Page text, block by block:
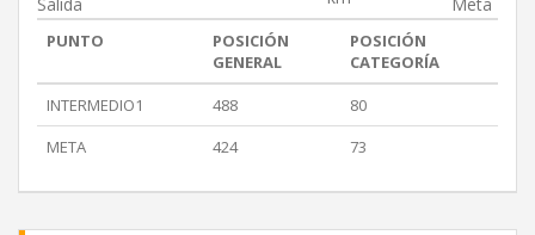
Salida Meta
PUNTO
POSICIÓN
GENERAL
POSICIÓN
CATEGORÍA
INTERMEDIO1
488
80
META
424 73